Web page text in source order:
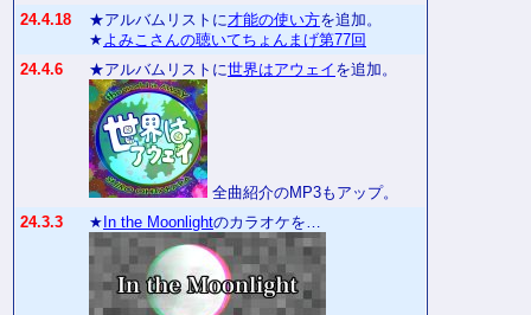
24.4.18
★アルバムリストに才能の使い方を追加。
★よみこさんの聴いてちょんまげ第77回
24.4.6
★アルバムリストに世界はアウェイ を追加。
全曲紹介のMP3もアップ。
24.3.3
★ In the Moonlightのカラオケを…